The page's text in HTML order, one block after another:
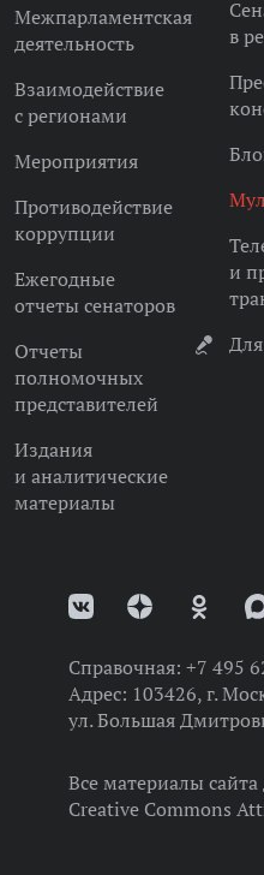
Межпарламентская
деятельность
Взаимодействие
с регионами
Мероприятия
Противодействие
коррупции
Ежегодные
отчеты сенаторов
Отчеты
полномочных
представителей
Издания
и аналитические
материалы
в
и
Справочная: +7 495
Адрес: 103426, г.
ул. Большая
Все материалы
Creative Commons